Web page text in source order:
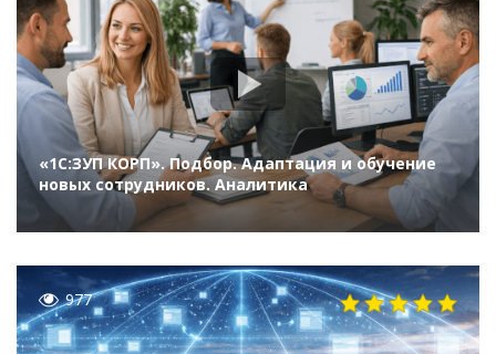
«1С:ЗУП КОРП». Подбор. Адаптация и обучение
новых сотрудников. Аналитика
977